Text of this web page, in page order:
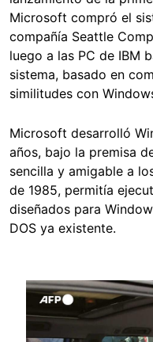
Microsoft compró el
compañía Seattle
luego a las PC de IBM
sistema, basado en
similitudes con
Microsoft desarrolló
años, bajo la premisa
sencilla y amigable a
de 1985, permitía
diseñados para
DOS ya existente.
Image